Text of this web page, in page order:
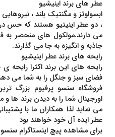
عطر های برند اینیشیو
ابسولوتز و مگنتیک بلند ،
، دو عطر اینیتیو هستند که حس
می دارند.مولکول های منحصر
جاذبه و انگیزه به جا می گذارند.
رایحه های برند عطر اینیشیو
رایحه های این برند اکثرا
فضای سبز و جنگل را به شما می
فروشگاه سنسو پرفیوم بزرگ
اورجینال شما را به دیدن برند
عطر ایده آل خود خواهند بود
برای مشاهده پیچ اینستاگرام